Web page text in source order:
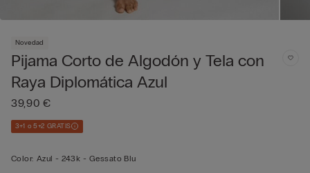
Novedad
Pijama Corto de Algodón y Tela con
Raya Diplomática Azul
39,90 €
3+1 o 5+2 GRATIS
Color: Azul -243k - Gessato Blu